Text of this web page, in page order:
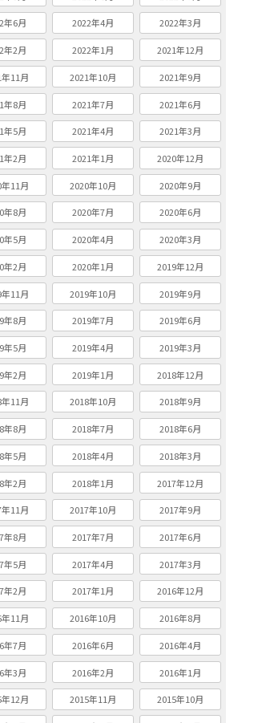
年6月 2022年4月 2022年3月
年2月 2022年1月 2021年12月
11月 2021年10月 2021年9月
年8月 2021年7月 2021年6月
年5月 2021年4月 2021年3月
年2月 2021年1月 2020年12月
11月 2020年10月 2020年9月
年8月 2020年7月 2020年6月
年5月 2020年4月 2020年3月
年2月 2020年1月 2019年12月
11月 2019年10月 2019年9月
年8月 2019年7月 2019年6月
年5月 2019年4月 2019年3月
年2月 2019年1月 2018年12月
11月 2018年10月 2018年9月
年8月 2018年7月 2018年6月
年5月 2018年4月 2018年3月
年2月 2018年1月 2017年12月
11月 2017年10月 2017年9月
年8月 2017年7月 2017年6月
年5月 2017年4月 2017年3月
年2月 2017年1月 2016年12月
11月 2016年10月 2016年8月
年7月 2016年6月 2016年4月
年3月 2016年2月 2016年1月
12月 2015年11月 2015年10月